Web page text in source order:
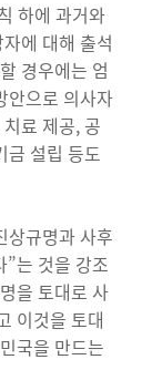
하에 과거와
에 대해 출석
경우에는 엄
안으로 의사자
료 제공, 공
금 설립 등도
상규명과 사후
”는 것을 강조
을 토대로 사
이것을 토대
국을 만드는